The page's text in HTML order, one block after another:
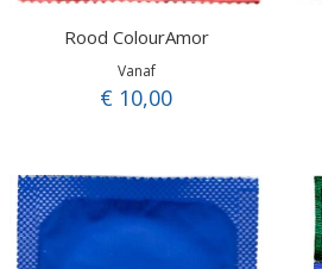
Rood ColourAmor
Vanaf
€ 10,00